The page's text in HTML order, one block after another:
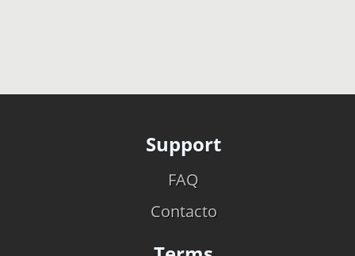
Support
FAQ
Contacto